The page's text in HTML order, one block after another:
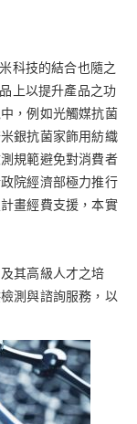
科技的結合也隨之
上以提升產品之功
，例如光觸媒抗菌
銀抗菌家飾用紡織
規範避免對消費者
院經濟部極力推行
畫經費支援，本實
其高級人才之培
測與諮詢服務，以